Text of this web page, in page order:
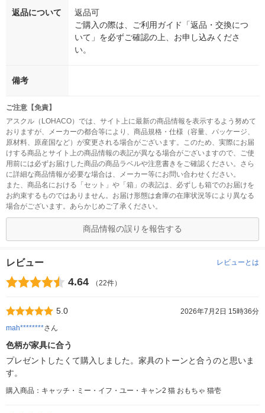
返品について
返品可
ご購入の際は、ご利用ガイド「返品・交換につ
いて」を必ずご確認の上、お申し込みくださ
い。
備考
ご注意【免責】
アスクル（LOHACO）では、サイト上に最新の商品情報を表示するよう努めて
おりますが、メーカーの都合等により、商品規格・仕様（容量、パッケージ、
原材料、原産国など）が変更される場合がございます。このため、実際にお届
けする商品とサイト上の商品情報の表記が異なる場合がございますので、ご使
用前には必ずお届けした商品の商品ラベルや注意書きをご確認ください。さら
に詳細な商品情報が必要な場合は、メーカー等にお問い合わせください。
また、商品名における「セット」や「箱」の表記は、必ずしも箱でのお届けを
お約束するものではありません。お届け形態は倉庫の在庫状況等により異なる
場合がございます。あらかじめご了承ください。
商品情報の誤りを報告する
レビュー レビューとは
4.64 （22件）
5.0
2026年7月2日 15時36分
mah********さん
色柄が家具に合う
プレゼントしたくて購入しました。家具のトーンと合うのと思いま
す。
購入商品：キャッチ・ミー・イフ・ユー・キャン2 猫 おもちゃ 猫壱